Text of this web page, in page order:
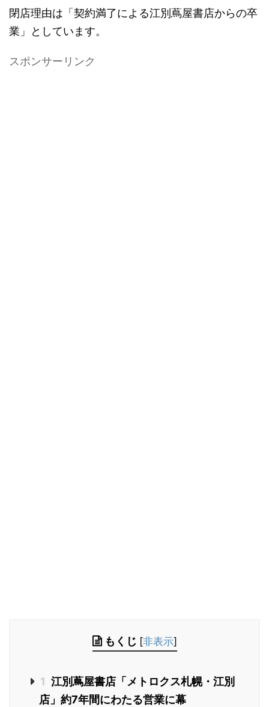
閉店理由は「契約満了による江別蔦屋書店からの卒
業」としています。
スポンサーリンク
もくじ [非表示]
1 江別蔦屋書店「メトロクス札幌・江別
店」約7年間にわたる営業に幕